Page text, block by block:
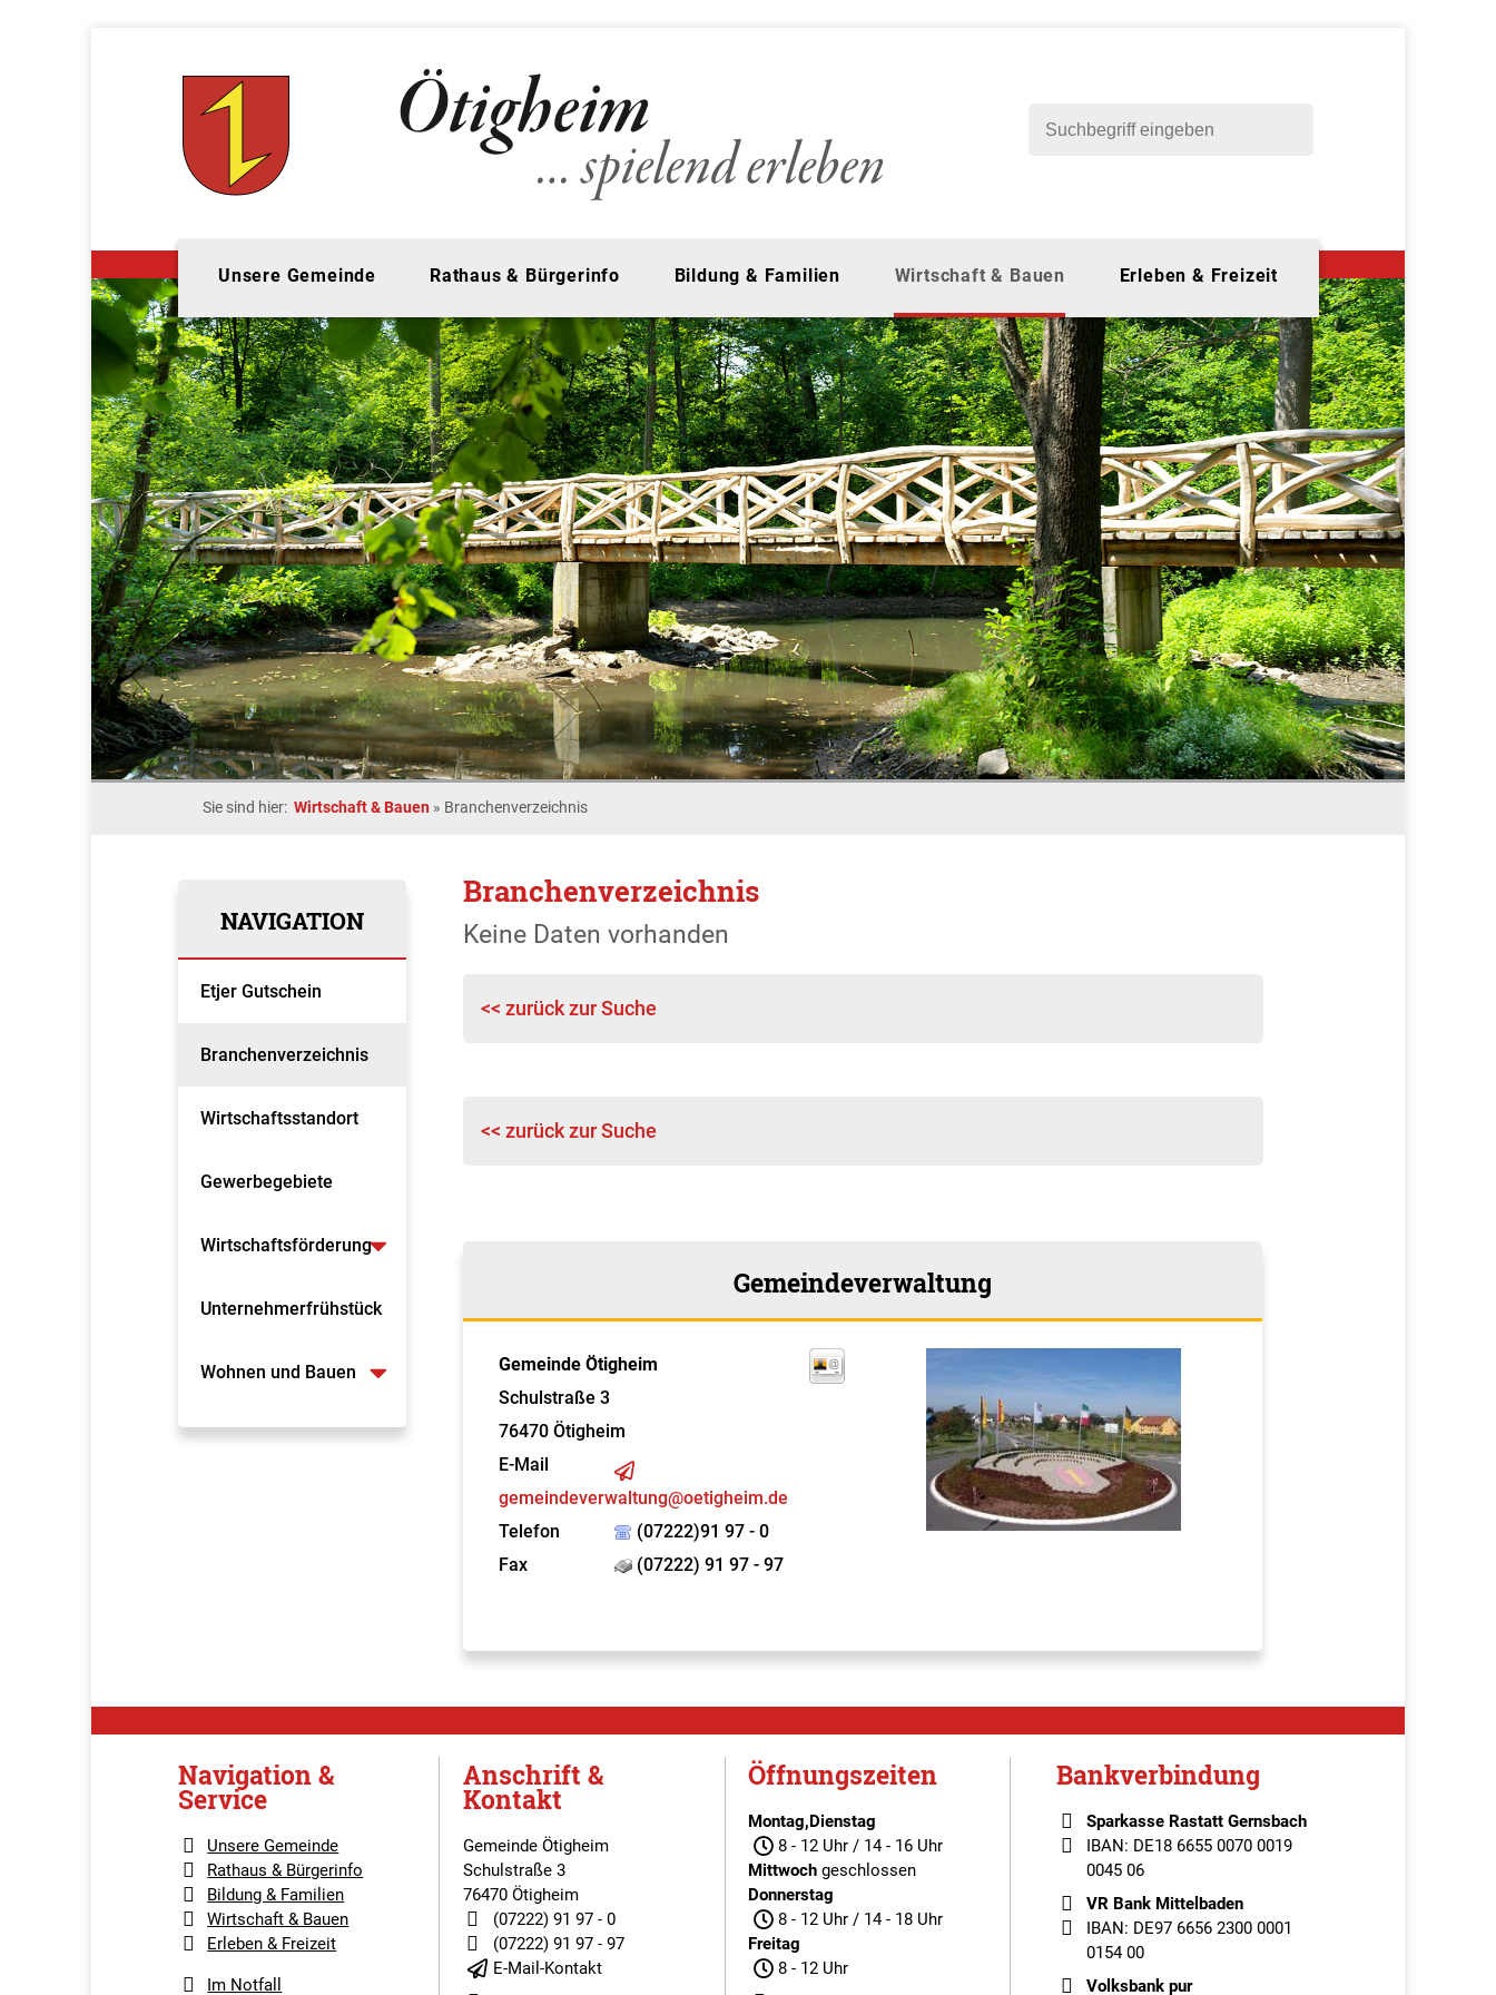
Unsere Gemeinde Rathaus & Bürgerinfo Bildung & Familien Wirtschaft & Bauen Erleben & Freizeit
Sie sind hier: Wirtschaft & Bauen » Branchenverzeichnis
NAVIGATION
Etjer Gutschein
Branchenverzeichnis
Wirtschaftsstandort
Gewerbegebiete
Wirtschaftsförderung
Unternehmerfrühstück
Wohnen und Bauen
Branchenverzeichnis
Keine Daten vorhanden
<< zurück zur Suche
<< zurück zur Suche
Gemeindeverwaltung
Gemeinde Ötigheim
Schulstraße 3
76470 Ötigheim
E-Mail
gemeindeverwaltung@oetigheim.de
Telefon
(07222)91 97 - 0
Fax
(07222) 91 97 - 97
Navigation &
Service
Unsere Gemeinde
Rathaus & Bürgerinfo
Bildung & Familien
Wirtschaft & Bauen
Erleben & Freizeit
Im Notfall
Anschrift &
Kontakt
Gemeinde Ötigheim
Schulstraße 3
76470 Ötigheim
(07222) 91 97 - 0
(07222) 91 97 - 97
E-Mail-Kontakt
Öffnungszeiten
Montag,Dienstag
8 - 12 Uhr / 14 - 16 Uhr
Mittwoch geschlossen
Donnerstag
8 - 12 Uhr / 14 - 18 Uhr
Freitag
8 - 12 Uhr
Bankverbindung
Sparkasse Rastatt Gernsbach
IBAN: DE18 6655 0070 0019
0045 06
VR Bank Mittelbaden
IBAN: DE97 6656 2300 0001
0154 00
Volksbank pur